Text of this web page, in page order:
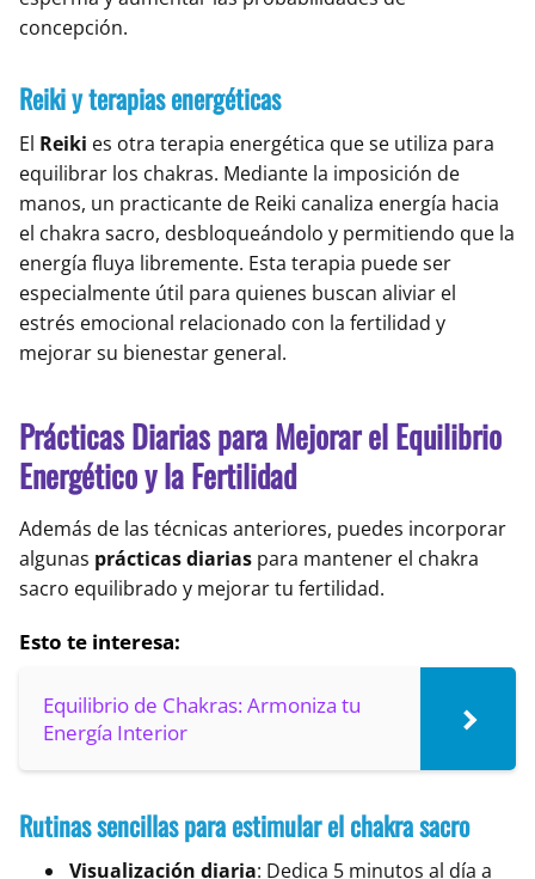
concepción.
Reiki y terapias energéticas
El Reiki es otra terapia energética que se utiliza para
equilibrar los chakras. Mediante la imposición de
manos, un practicante de Reiki canaliza energía hacia
el chakra sacro, desbloqueándolo y permitiendo que la
energía fluya libremente. Esta terapia puede ser
especialmente útil para quienes buscan aliviar el
estrés emocional relacionado con la fertilidad y
mejorar su bienestar general.
Prácticas Diarias para Mejorar el Equilibrio
Energético y la Fertilidad
Además de las técnicas anteriores, puedes incorporar
algunas prácticas diarias para mantener el chakra
sacro equilibrado y mejorar tu fertilidad.
Esto te interesa:
Equilibrio de Chakras: Armoniza tu
Energía Interior
Rutinas sencillas para estimular el chakra sacro
Visualización diaria: Dedica 5 minutos al día a